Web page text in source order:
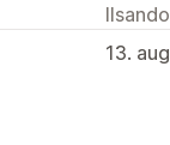
13.